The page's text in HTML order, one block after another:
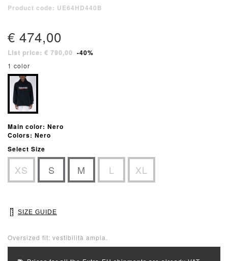
Product code: UE64HD440B
€ 474,00
List price: € 790,00 -40%
1 color
Main color: Nero
Colors: Nero
Select Size
XS S M L XL
SIZE GUIDE
Oversized fit: vestibilità ampia.